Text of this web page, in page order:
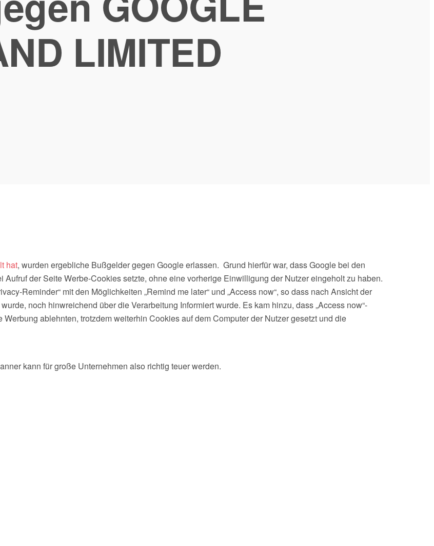
LIMITED
hat, wurden ergebliche Bußgelder gegen Google erlassen. Grund hierfür war, dass Google bei den
Aufruf der Seite Werbe-Cookies setzte, ohne eine vorherige Einwilligung der Nutzer eingeholt zu haben.
Reminder“ mit den Möglichkeiten „Remind me later“ und „Access now“, so dass nach Ansicht der
noch hinwreichend über die Verarbeitung Informiert wurde. Es kam hinzu, dass „Access now“-
ablehnten, trotzdem weiterhin Cookies auf dem Computer der Nutzer gesetzt und die
kann für große Unternehmen also richtig teuer werden.